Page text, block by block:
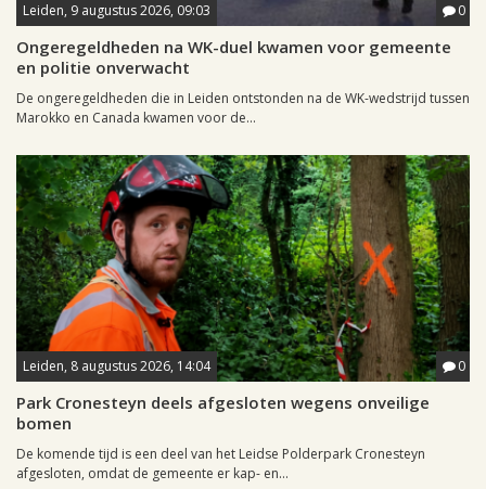
Leiden, 9 augustus 2026, 09:03 0
Ongeregeldheden na WK-duel kwamen voor gemeente
en politie onverwacht
De ongeregeldheden die in Leiden ontstonden na de WK-wedstrijd tussen
Marokko en Canada kwamen voor de...
Leiden, 8 augustus 2026, 14:04 0
Park Cronesteyn deels afgesloten wegens onveilige
bomen
De komende tijd is een deel van het Leidse Polderpark Cronesteyn
afgesloten, omdat de gemeente er kap- en...